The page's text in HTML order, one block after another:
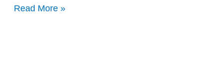
Read More »